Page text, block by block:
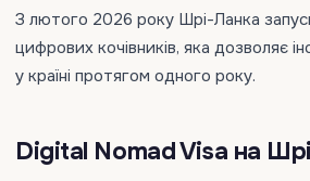
З лютого 2026 року Шрі-Ланка
цифрових кочівників, яка дозволяє
у країні протягом одного року.
Digital Nomad Visa на